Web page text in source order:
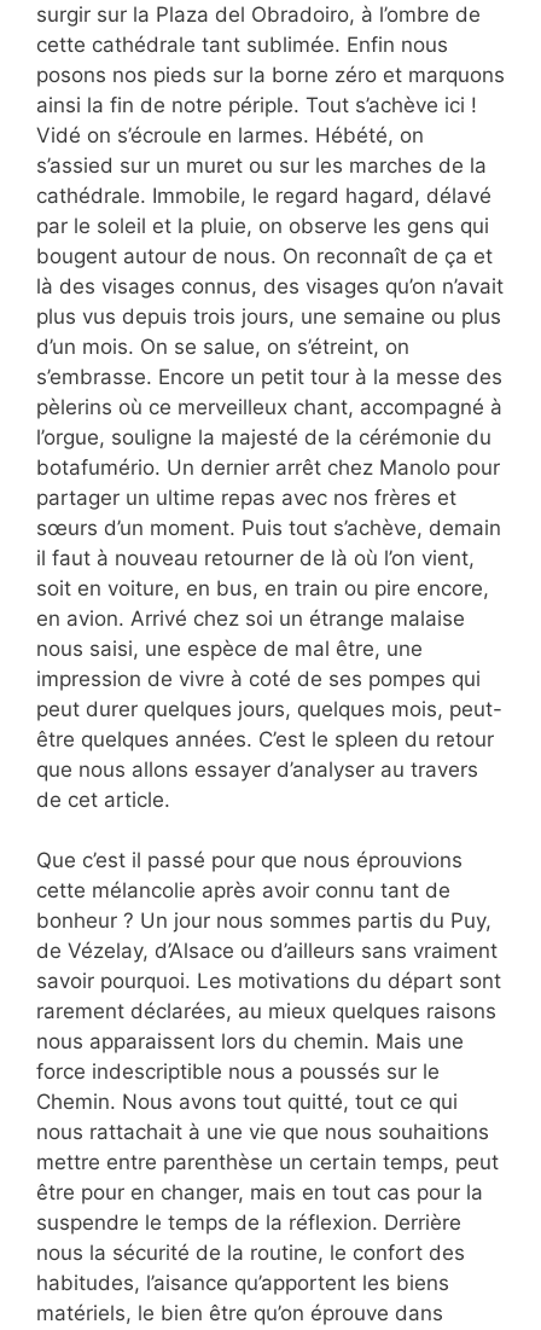
surgir sur la Plaza del Obradoiro, à l’ombre de
cette cathédrale tant sublimée. Enfin nous
posons nos pieds sur la borne zéro et marquons
ainsi la fin de notre périple. Tout s’achève ici !
Vidé on s’écroule en larmes. Hébété, on
s’assied sur un muret ou sur les marches de la
cathédrale. Immobile, le regard hagard, délavé
par le soleil et la pluie, on observe les gens qui
bougent autour de nous. On reconnaît de ça et
là des visages connus, des visages qu’on n’avait
plus vus depuis trois jours, une semaine ou plus
d’un mois. On se salue, on s’étreint, on
s’embrasse. Encore un petit tour à la messe des
pèlerins où ce merveilleux chant, accompagné à
l’orgue, souligne la majesté de la cérémonie du
botafumério. Un dernier arrêt chez Manolo pour
partager un ultime repas avec nos frères et
sœurs d’un moment. Puis tout s’achève, demain
il faut à nouveau retourner de là où l’on vient,
soit en voiture, en bus, en train ou pire encore,
en avion. Arrivé chez soi un étrange malaise
nous saisi, une espèce de mal être, une
impression de vivre à coté de ses pompes qui
peut durer quelques jours, quelques mois, peut-
être quelques années. C’est le spleen du retour
que nous allons essayer d’analyser au travers
de cet article.
Que c’est il passé pour que nous éprouvions
cette mélancolie après avoir connu tant de
bonheur ? Un jour nous sommes partis du Puy,
de Vézelay, d’Alsace ou d’ailleurs sans vraiment
savoir pourquoi. Les motivations du départ sont
rarement déclarées, au mieux quelques raisons
nous apparaissent lors du chemin. Mais une
force indescriptible nous a poussés sur le
Chemin. Nous avons tout quitté, tout ce qui
nous rattachait à une vie que nous souhaitions
mettre entre parenthèse un certain temps, peut
être pour en changer, mais en tout cas pour la
suspendre le temps de la réflexion. Derrière
nous la sécurité de la routine, le confort des
habitudes, l’aisance qu’apportent les biens
matériels, le bien être qu’on éprouve dans